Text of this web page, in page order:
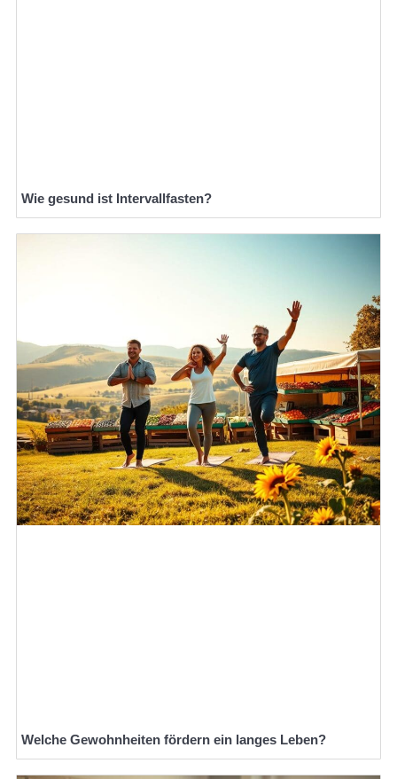
Wie gesund ist Intervallfasten?
Welche Gewohnheiten fördern ein langes Leben?